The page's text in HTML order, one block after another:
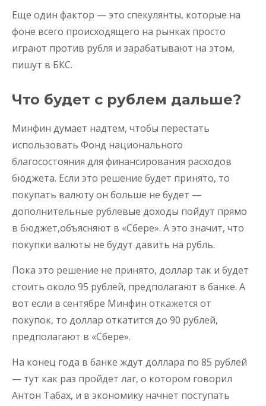
Еще один фактор — это спекулянты, которые на
фоне всего происходящего на рынках просто
играют против рубля и зарабатывают на этом,
пишут в БКС.
Что будет с рублем дальше?
Минфин думает надтем, чтобы перестать
использовать Фонд национального
благосостояния для финансирования расходов
бюджета. Если это решение будет принято, то
покупать валюту он больше не будет —
дополнительные рублевые доходы пойдут прямо
в бюджет,объясняют в «Сбере». А это значит, что
покупки валюты не будут давить на рубль.
Пока это решение не принято, доллар так и будет
стоить около 95 рублей, предполагают в банке. А
вот если в сентябре Минфин откажется от
покупок, то доллар откатится до 90 рублей,
предполагают в «Сбере».
На конец года в банке ждут доллара по 85 рублей
— тут как раз пройдет лаг, о котором говорил
Антон Табах, и в экономику начнет поступать